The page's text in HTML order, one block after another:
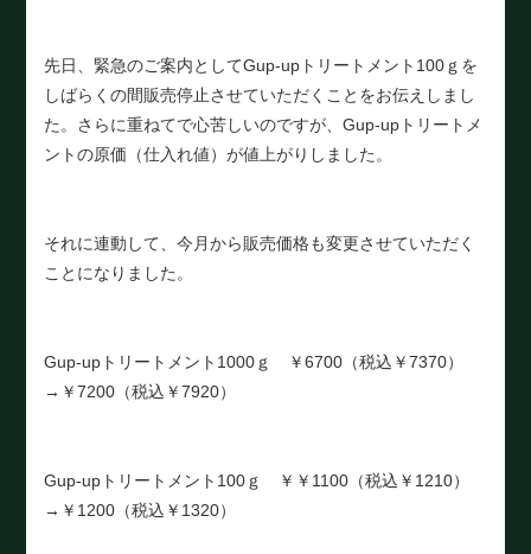
先日、緊急のご案内としてGup-upトリートメント100ｇを
しばらくの間販売停止させていただくことをお伝えしまし
た。さらに重ねてで心苦しいのですが、Gup-upトリートメ
ントの原価（仕入れ値）が値上がりしました。
それに連動して、今月から販売価格も変更させていただく
ことになりました。
Gup-upトリートメント1000ｇ ￥6700（税込￥7370）
→￥7200（税込￥7920）
Gup-upトリートメント100ｇ ￥￥1100（税込￥1210）
→￥1200（税込￥1320）